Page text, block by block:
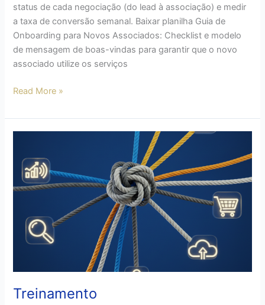
status de cada negociação (do lead à associação) e medir
a taxa de conversão semanal. Baixar planilha Guia de
Onboarding para Novos Associados: Checklist e modelo
de mensagem de boas-vindas para garantir que o novo
associado utilize os serviços
Read More »
Treinamento